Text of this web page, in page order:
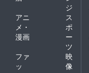
ジ
アニ
メ・
漫画
ス
ポ
ー
ツ
ファ
ッ
映
像